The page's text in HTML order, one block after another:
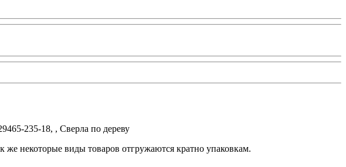
235-18, , Сверла по дереву
же некоторые виды товаров отгружаются кратно упаковкам.